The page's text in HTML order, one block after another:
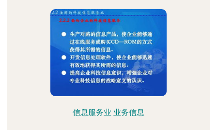
信息服务业 业务信息